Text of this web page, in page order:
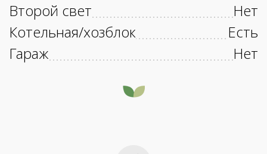
Второй свет
Нет
Котельная/хозблок
Есть
Гараж
Нет